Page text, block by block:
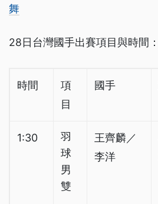
舞
28日台灣國手出賽項目與時間：
時間
項
目
國手
1:30
羽
球
男
雙
王齊麟／
李洋